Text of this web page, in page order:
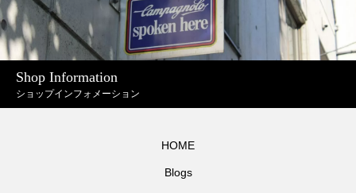
Shop Information
ショップインフォメーション
HOME
Blogs